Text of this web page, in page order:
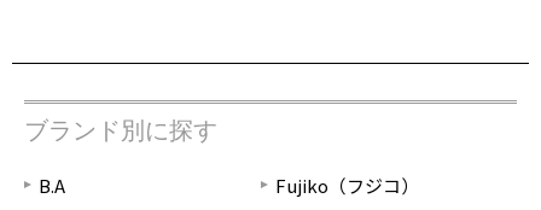
ブランド別に探す
B.A
Fujiko（フジコ）